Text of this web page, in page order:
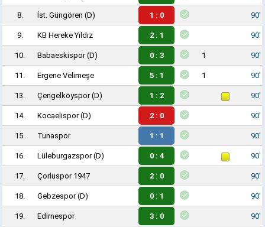
8. İst. Güngören (D) 1 : 0 90'
9. KB Hereke Yıldız 2 : 1 90'
10. Babaeskispor(D) 0 : 3 1 90'
11. Ergene Velimeşe 5 : 1 1 90'
13. Çengelköyspor(D) 1 : 2 90'
14. Kocaelispor(D) 2 : 0 90'
15. Tunaspor 1 : 1 90'
16. Lüleburgazspor(D) 0 : 4 90'
17. Çorluspor 1947 2 : 0 90'
18. Gebzespor(D) 0 : 1 90'
19. Edirnespor 3 : 0 90'